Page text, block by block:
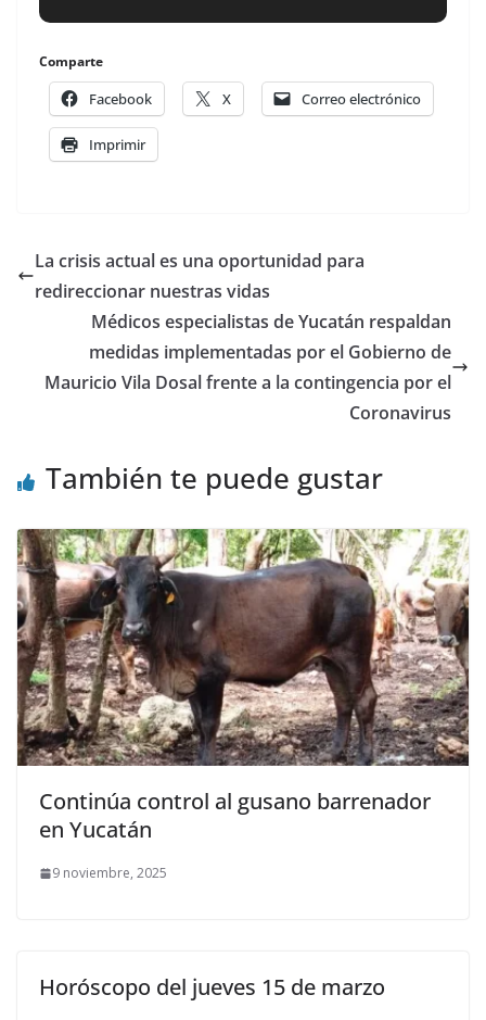
Comparte
Facebook X Correo electrónico
Imprimir
La crisis actual es una oportunidad para
redireccionar nuestras vidas
Médicos especialistas de Yucatán respaldan
medidas implementadas por el Gobierno de
Mauricio Vila Dosal frente a la contingencia por el
Coronavirus
También te puede gustar
Continúa control al gusano barrenador
en Yucatán
9 noviembre, 2025
Horóscopo del jueves 15 de marzo